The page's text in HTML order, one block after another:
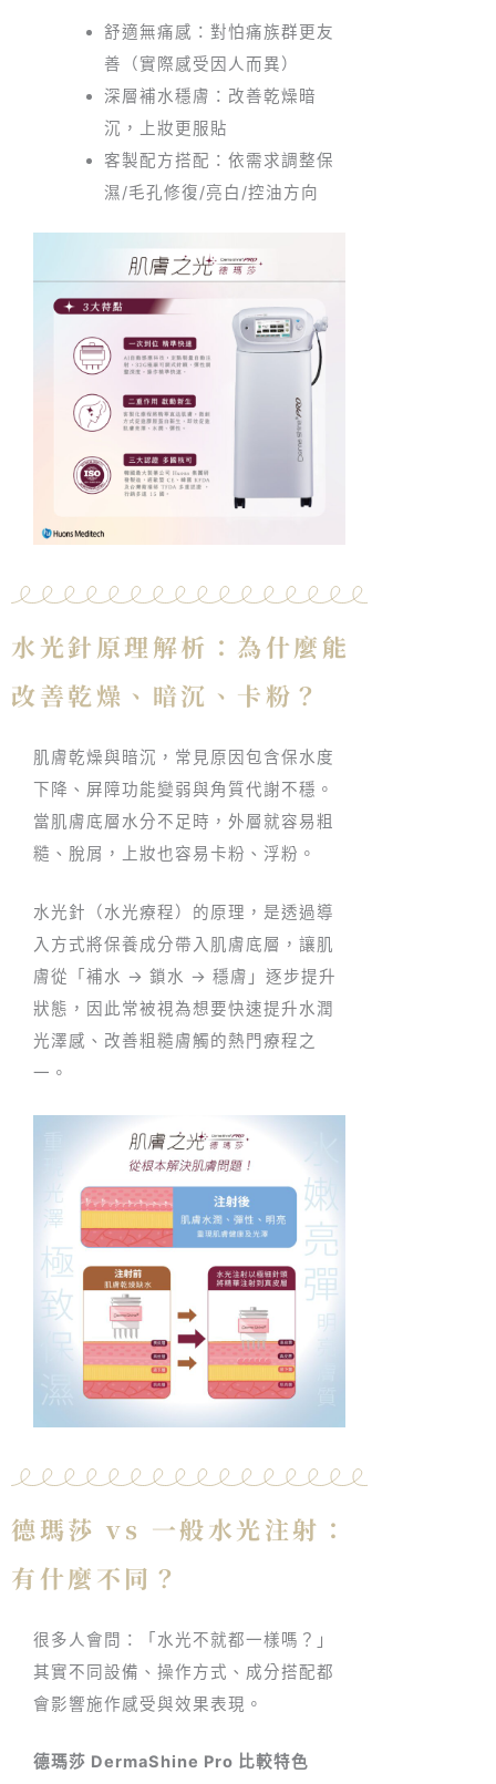
舒適無痛感：對怕痛族群更友
善（實際感受因人而異）
深層補水穩膚：改善乾燥暗
沉，上妝更服貼
客製配方搭配：依需求調整保
濕/毛孔修復/亮白/控油方向
水光針原理解析：為什麼能
改善乾燥、暗沉、卡粉？
肌膚乾燥與暗沉，常見原因包含保水度
下降、屏障功能變弱與角質代謝不穩。
當肌膚底層水分不足時，外層就容易粗
糙、脫屑，上妝也容易卡粉、浮粉。
水光針（水光療程）的原理，是透過導
入方式將保養成分帶入肌膚底層，讓肌
膚從「補水 → 鎖水 → 穩膚」逐步提升
狀態，因此常被視為想要快速提升水潤
光澤感、改善粗糙膚觸的熱門療程之
一。
德瑪莎 vs 一般水光注射：
有什麼不同？
很多人會問：「水光不就都一樣嗎？」
其實不同設備、操作方式、成分搭配都
會影響施作感受與效果表現。
德瑪莎 DermaShine Pro 比較特色